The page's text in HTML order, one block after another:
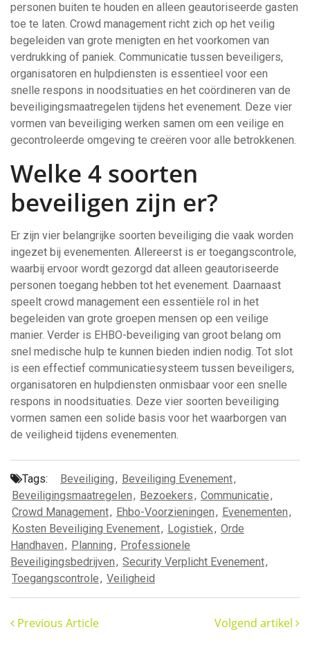
personen buiten te houden en alleen geautoriseerde gasten
toe te laten. Crowd management richt zich op het veilig
begeleiden van grote menigten en het voorkomen van
verdrukking of paniek. Communicatie tussen beveiligers,
organisatoren en hulpdiensten is essentieel voor een
snelle respons in noodsituaties en het coördineren van de
beveiligingsmaatregelen tijdens het evenement. Deze vier
vormen van beveiliging werken samen om een veilige en
gecontroleerde omgeving te creëren voor alle betrokkenen.
Welke 4 soorten
beveiligen zijn er?
Er zijn vier belangrijke soorten beveiliging die vaak worden
ingezet bij evenementen. Allereerst is er toegangscontrole,
waarbij ervoor wordt gezorgd dat alleen geautoriseerde
personen toegang hebben tot het evenement. Daarnaast
speelt crowd management een essentiële rol in het
begeleiden van grote groepen mensen op een veilige
manier. Verder is EHBO-beveiliging van groot belang om
snel medische hulp te kunnen bieden indien nodig. Tot slot
is een effectief communicatiesysteem tussen beveiligers,
organisatoren en hulpdiensten onmisbaar voor een snelle
respons in noodsituaties. Deze vier soorten beveiliging
vormen samen een solide basis voor het waarborgen van
de veiligheid tijdens evenementen.
Tags: Beveiliging, Beveiliging Evenement,
Beveiligingsmaatregelen, Bezoekers, Communicatie,
Crowd Management, Ehbo-Voorzieningen, Evenementen,
Kosten Beveiliging Evenement, Logistiek, Orde
Handhaven, Planning, Professionele
Beveiligingsbedrijven, Security Verplicht Evenement,
Toegangscontrole, Veiligheid
Previous Article Volgend artikel